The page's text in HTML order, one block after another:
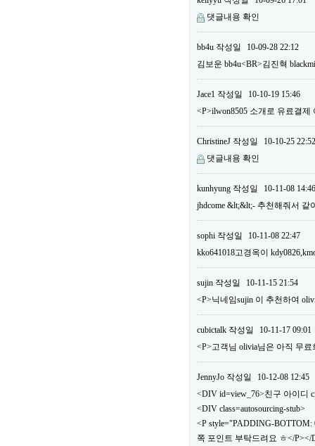
댓글내용 확인
bb4u 작성일
10-09-28 22:12
김보운 bb4u<BR>김진혁
Jace1 작성일
10-10-19 15:46
<P>ilwon8505 소개로 유료결
ChristineJ 작성일
10-10-25 22:52
댓글내용 확인
kunhyung 작성일
10-11-08 14:46
jhdcome &lt;&lt;- 추천해줘서
sophi 작성일
10-11-08 22:47
kko641018고경옥이
sujin 작성일
10-11-15 21:54
<P>닉네임sujin 이 추천하여
cubictalk 작성일
10-11-17 09:01
<P>고객님 olivia님은 아직 무
JennyJo 작성일
10-12-08 12:45
<DIV id=view_76>친구 아이디
<DIV class=autosourcing-stub>
<P style="PADDING-
쪽 포인트 부탁드려요 ㅎ</